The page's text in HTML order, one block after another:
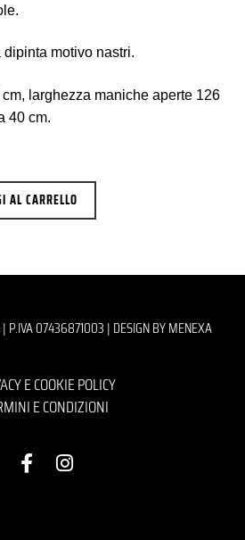
motivo nastri.
larghezza maniche aperte 126
40 cm.
AL CARRELLO
P.IVA 07436871003 | DESIGN BY MENEXA
E COOKIE POLICY
E CONDIZIONI